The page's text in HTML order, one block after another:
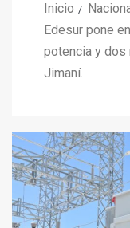
Inicio
Edesur pone
potencia y
Jimaní.